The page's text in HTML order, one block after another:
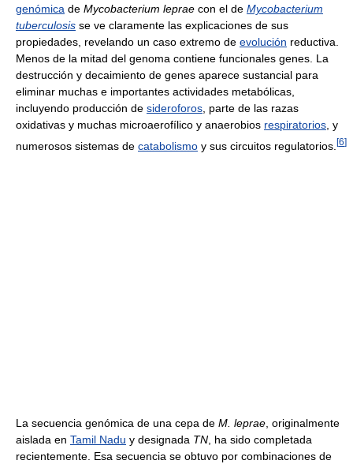
genómica de Mycobacterium leprae con el de Mycobacterium
tuberculosis se ve claramente las explicaciones de sus
propiedades, revelando un caso extremo de evolución reductiva.
Menos de la mitad del genoma contiene funcionales genes. La
destrucción y decaimiento de genes aparece sustancial para
eliminar muchas e importantes actividades metabólicas,
incluyendo producción de sideroforos, parte de las razas
oxidativas y muchas microaerofílico y anaerobios respiratorios, y
numerosos sistemas de catabolismo y sus circuitos regulatorios. [6]
La secuencia genómica de una cepa de M. leprae , originalmente
aislada en Tamil Nadu y designada TN , ha sido completada
recientemente. Esa secuencia se obtuvo por combinaciones de